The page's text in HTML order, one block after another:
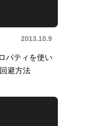
2013.10.9
パティを使い
避方法